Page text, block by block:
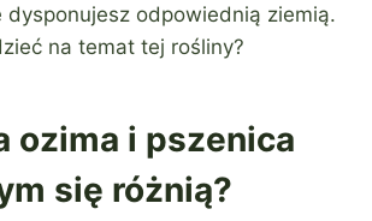
dysponujesz odpowiednią ziemią.
na temat tej rośliny?
ozima i pszenica
się różnią?